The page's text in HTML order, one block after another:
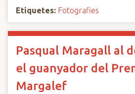
Etiquetes: Fotografies
Pasqual Maragall al
el guanyador del
Margalef